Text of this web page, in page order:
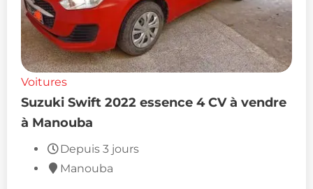
Voitures
Suzuki Swift 2022 essence 4 CV à vendre
à Manouba
Depuis 3 jours
Manouba